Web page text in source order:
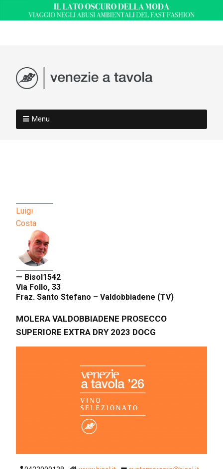
Menu
Luigi
Costa
— Bisol1542
Via Follo, 33
Fraz. Santo Stefano – Valdobbiadene (TV)
MOLERA VALDOBBIADENE PROSECCO
SUPERIORE EXTRA DRY 2023 DOCG